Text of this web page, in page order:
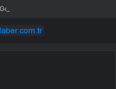
Yaralı